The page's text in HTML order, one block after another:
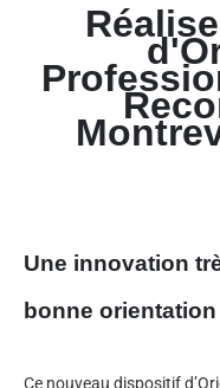
Une innovation
bonne orientation
Ce nouveau dispositif